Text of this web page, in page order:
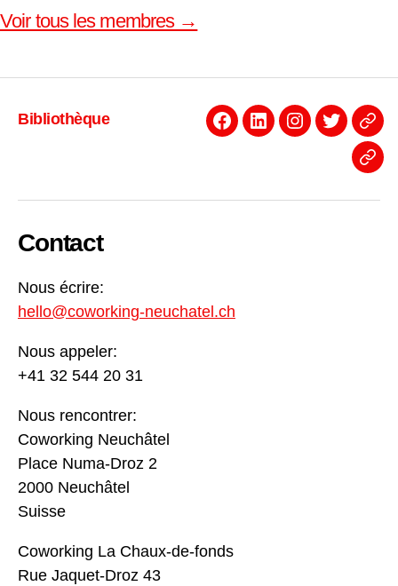
Voir tous les membres →
Bibliothèque
Facebook
LinkedinInstagram
Twitter
Contact
Nous écrire:
hello@coworking-neuchatel.ch
Nous appeler:
+41 32 544 20 31
Nous rencontrer:
Coworking Neuchâtel
Place Numa-Droz 2
2000 Neuchâtel
Suisse
Coworking La Chaux-de-fonds
Rue Jaquet-Droz 43